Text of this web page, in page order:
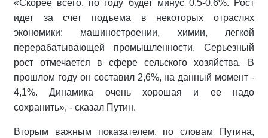
«Скорее всего, по году будет минус 0,5-0,6%. Рост
идет за счет подъема в некоторых отраслях
экономики: машиностроении, химии, легкой
перерабатывающей промышленности. Серьезный
рост отмечается в сфере сельского хозяйства. В
прошлом году он составил 2,6%, на данный момент -
4,1%. Динамика очень хорошая и ее надо
сохранить», - сказал Путин.
Вторым важным показателем, по словам Путина,